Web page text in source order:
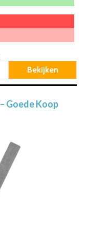
Bekijken
– Goede Koop